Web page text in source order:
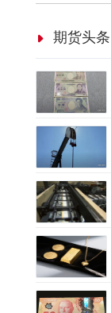
期货头条